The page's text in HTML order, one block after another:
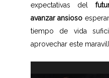
expectativas del
avanzar ansioso
tiempo de vida
aprovechar este